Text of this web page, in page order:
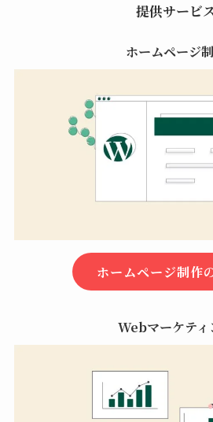
提供サービ
ホームページ
ホームページ制作
Webマーケティ